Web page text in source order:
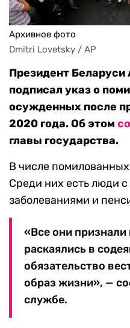
Архивное фото
Dmitri Lovetsky / AP
Президент
подписал указ о
осужденных после
2020 года. Об этом
главы государства.
В числе
Среди них есть люди
заболеваниями и
«Все они признали
раскаялись в
обязательство
образ жизни», —
службе.